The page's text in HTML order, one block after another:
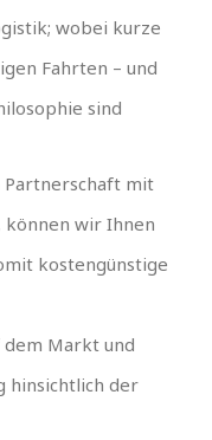
wobei kurze
Fahrten – und
sind
mit
wir Ihnen
kostengünstige
Markt und
hinsichtlich der